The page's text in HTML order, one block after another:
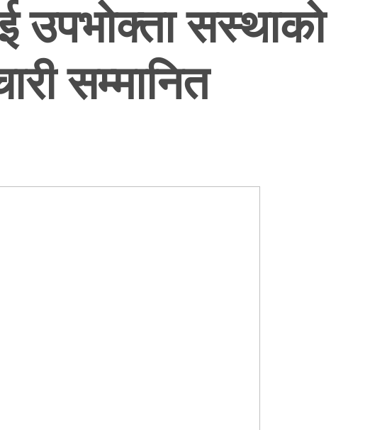
उपभोक्ता सस्थाको
सम्मानित